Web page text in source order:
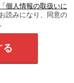
「個人情報の取扱いに
読みになり、同意の